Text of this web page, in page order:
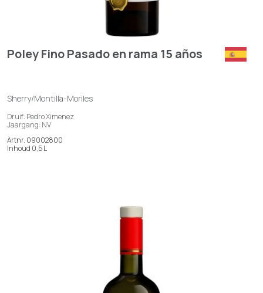
Poley Fino Pasado en rama 15 años
Sherry/Montilla-Moriles
Druif: Pedro Ximenez
Jaargang: NV
Artnr. 09002800
Inhoud 0,5 L